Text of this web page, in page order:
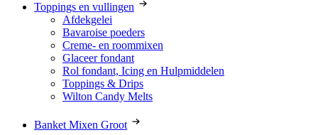
Toppings en vullingen
Afdekgelei
Bavaroise poeders
Creme- en roommixen
Glaceer fondant
Rol fondant, Icing en Hulpmiddelen
Toppings & Drips
Wilton Candy Melts
Banket Mixen Groot